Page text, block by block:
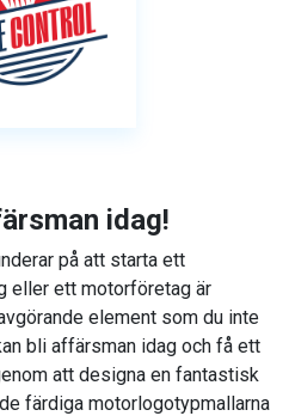
idag!
på att starta ett
eller ett motorföretag är
element som du inte
bli affärsman idag och få ett
att designa en fantastisk
färdiga motorlogotypmallarna